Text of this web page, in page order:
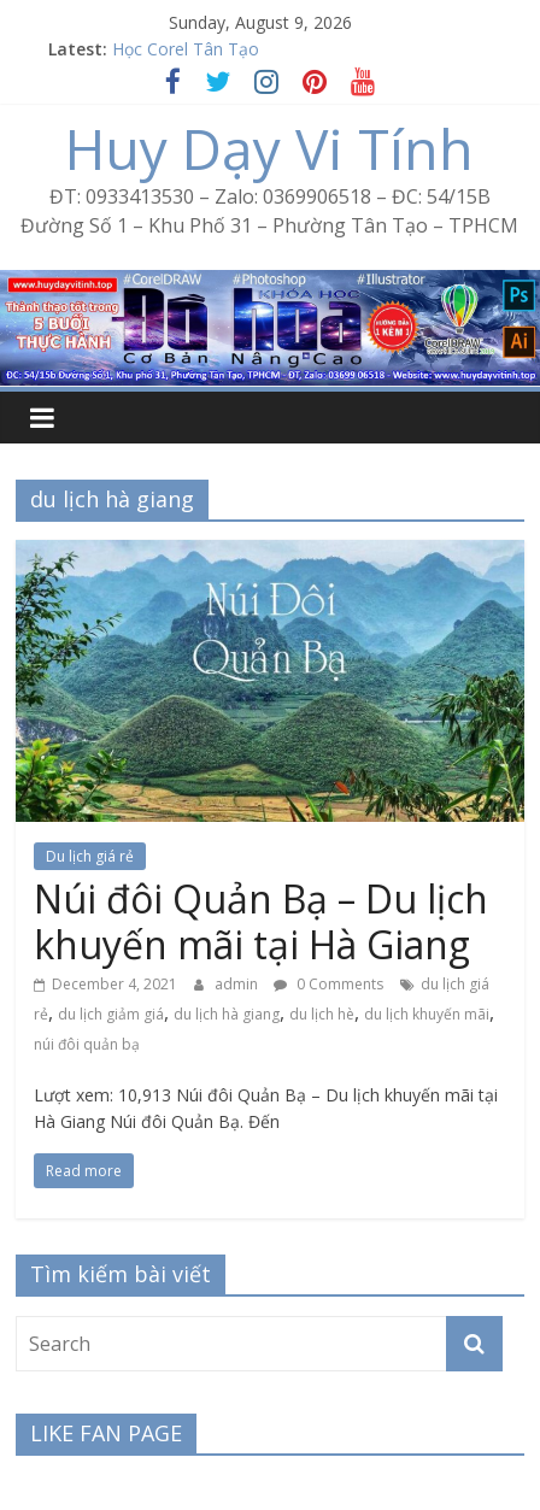
Sunday, August 9, 2026
Latest: Học Corel Tân Tạo
Cách tạo USB Boot bằng Ventoy
Khóa học Photoshop tại Tân Tạo
Excel Bình Trị Đông – Vi tính văn phòng cấp tốc
Word Bình Trị Đông – Tin học văn phòng cấp tốc
Huy Dạy Vi Tính
ĐT: 0933413530 – Zalo: 0369906518 – ĐC: 54/15B
Đường Số 1 – Khu Phố 31 – Phường Tân Tạo – TPHCM
du lịch hà giang
Du lịch giá rẻ
Núi đôi Quản Bạ – Du lịch
khuyến mãi tại Hà Giang
December 4, 2021 admin 0 Comments
du lịch giá
rẻ, du lịch giảm giá, du lịch hà giang, du lịch hè, du lịch khuyến mãi,
núi đôi quản bạ
Lượt xem: 10,913 Núi đôi Quản Bạ – Du lịch khuyến mãi tại
Hà Giang Núi đôi Quản Bạ. Đến
Read more
Tìm kiếm bài viết
LIKE FAN PAGE